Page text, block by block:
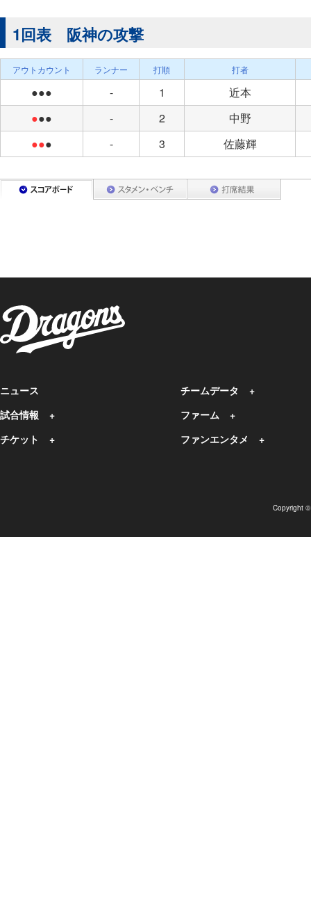
1回表 阪神の攻撃
アウトカウント ランナー 打順 打者
●●● - 1
近本
●●● - 2
中野
●●● - 3 佐藤輝
ニュース
試合情報
チケット
チームデータ
ファーム
ファンエンタメ
Copyright